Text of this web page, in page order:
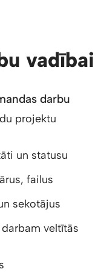
vadībai
projektu
un statusu
failus
sekotājus
veltītās
darbu